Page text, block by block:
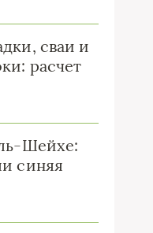
сваи и
расчет
Шейхе:
синяя